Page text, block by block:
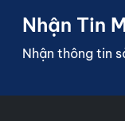
Nhận Tin
Nhận thông tin